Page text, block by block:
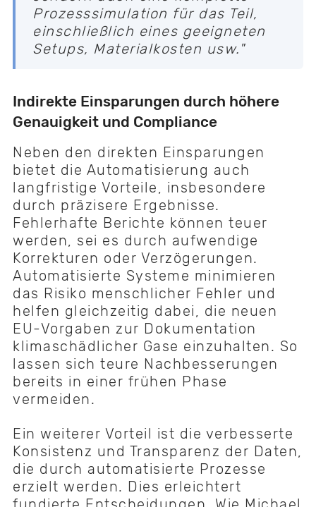
Prozesssimulation für das Teil,
einschließlich eines geeigneten
Setups, Materialkosten usw."
Indirekte Einsparungen durch höhere
Genauigkeit und Compliance
Neben den direkten Einsparungen
bietet die Automatisierung auch
langfristige Vorteile, insbesondere
durch präzisere Ergebnisse.
Fehlerhafte Berichte können teuer
werden, sei es durch aufwendige
Korrekturen oder Verzögerungen.
Automatisierte Systeme minimieren
das Risiko menschlicher Fehler und
helfen gleichzeitig dabei, die neuen
EU-Vorgaben zur Dokumentation
klimaschädlicher Gase einzuhalten. So
lassen sich teure Nachbesserungen
bereits in einer frühen Phase
vermeiden.
Ein weiterer Vorteil ist die verbesserte
Konsistenz und Transparenz der Daten,
die durch automatisierte Prozesse
erzielt werden. Dies erleichtert